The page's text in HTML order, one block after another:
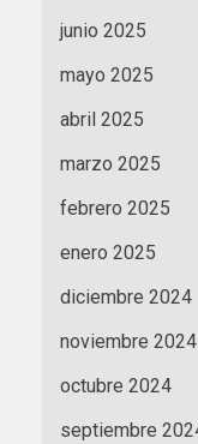
junio 2025
mayo 2025
abril 2025
marzo 2025
febrero 2025
enero 2025
diciembre 2024
noviembre 2024
octubre 2024
septiembre